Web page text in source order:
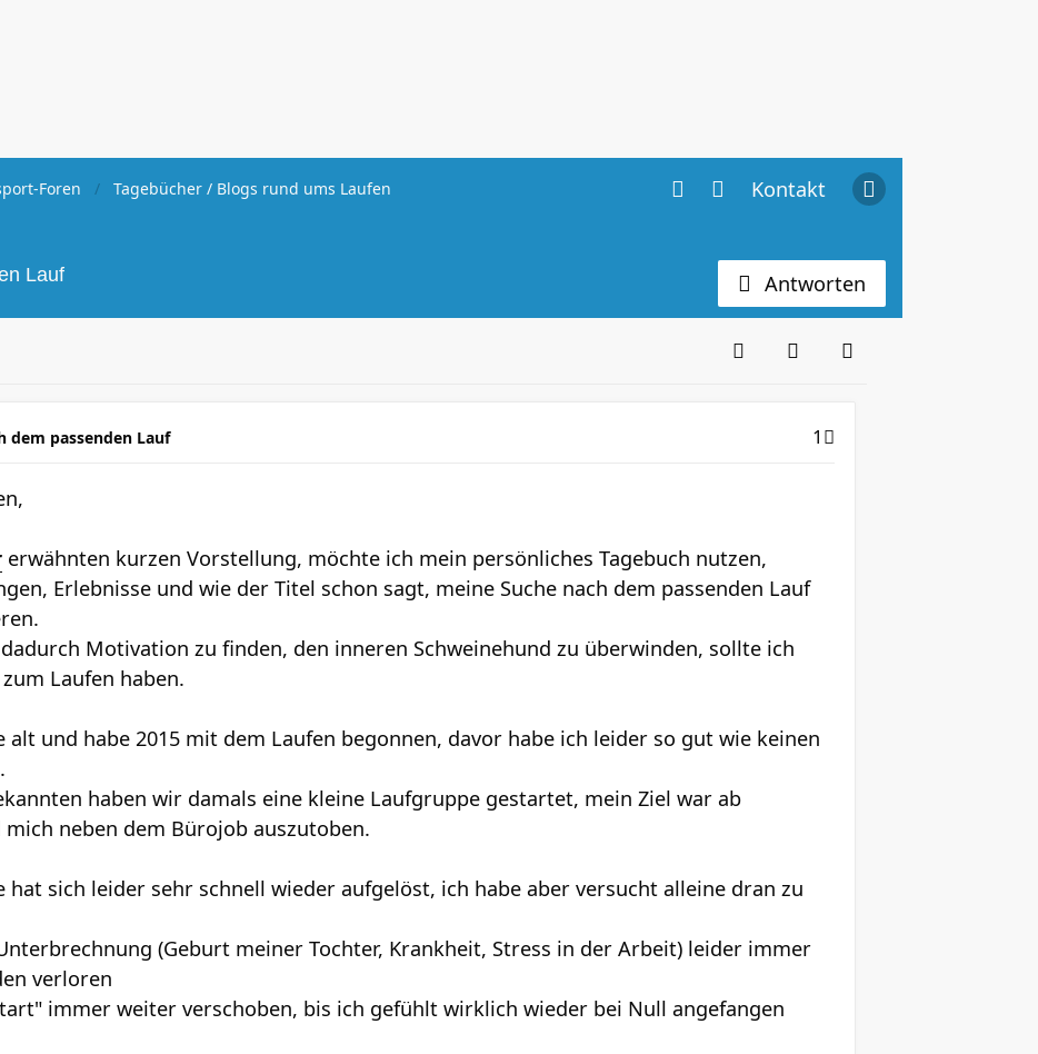
Kontakt
Foren Tagebücher / Blogs rund ums Laufen
Lauf Antworten
dem passenden Lauf 1
erwähnten kurzen Vorstellung, möchte ich mein persönliches Tagebuch nutzen,
Erlebnisse und wie der Titel schon sagt, meine Suche nach dem passenden Lauf
Motivation zu finden, den inneren Schweinehund zu überwinden, sollte ich
Laufen haben.
alt und habe 2015 mit dem Laufen begonnen, davor habe ich leider so gut wie keinen
haben wir damals eine kleine Laufgruppe gestartet, mein Ziel war ab
neben dem Bürojob auszutoben.
hat sich leider sehr schnell wieder aufgelöst, ich habe aber versucht alleine dran zu
(Geburt meiner Tochter, Krankheit, Stress in der Arbeit) leider immer
verloren
immer weiter verschoben, bis ich gefühlt wirklich wieder bei Null angefangen